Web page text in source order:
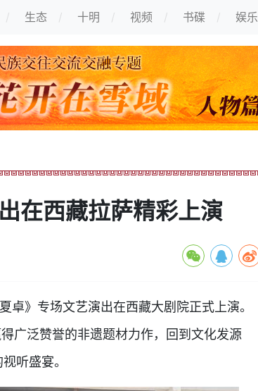
生态 十明 视频 书碟 娱乐
在西藏拉萨精彩上演
》专场文艺演出在西藏大剧院正式上演。
广泛赞誉的非遗题材力作，回到文化发源
听盛宴。